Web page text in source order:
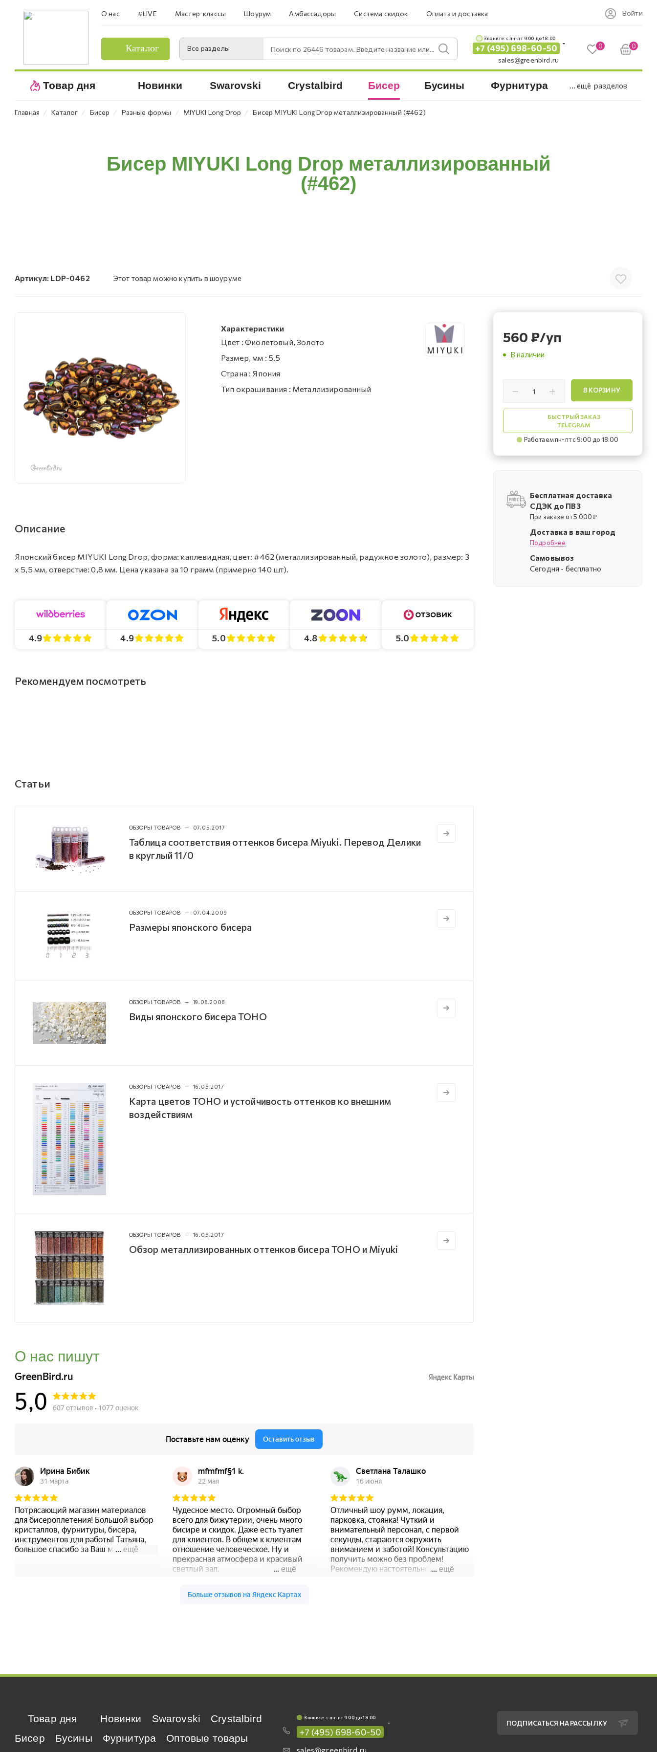
О нас #LIVE Мастер-классы Шоурум Амбассадоры Система скидок Оплата и доставка Войти
Каталог Все разделы Поиск по 26446 товарам. Введите название или артикул.
Звоните: c пн-пт 9:00 до 18:00
+7 (495) 698-60-50
sales@greenbird.ru
0 0
Товар дня Новинки Swarovski Crystalbird Бисер Бусины Фурнитура ... ещё разделов
Главная ⁄ Каталог ⁄ Бисер ⁄ Разные формы ⁄ MIYUKI Long Drop ⁄ Бисер MIYUKI Long Drop металлизированный (#462)
Бисер MIYUKI Long Drop металлизированный
(#462)
Артикул: LDP-0462 Этот товар можно купить в шоуруме
Характеристики
Цвет : Фиолетовый, Золото
Размер, мм : 5.5
Страна : Япония
Тип окрашивания : Металлизированный
Описание
Японский бисер MIYUKI Long Drop, форма: каплевидная, цвет: #462 (металлизированный, радужное золото), размер: 3
х 5,5 мм, отверстие: 0,8 мм. Цена указана за 10 грамм (примерно 140 шт).
4.9 4.9 5.0 4.8 5.0
Рекомендуем посмотреть
Статьи
ОБЗОРЫ ТОВАРОВ — 07.05.2017
Таблица соответствия оттенков бисера Miyuki. Перевод Делики
в круглый 11/0
ОБЗОРЫ ТОВАРОВ — 07.04.2009
Размеры японского бисера
ОБЗОРЫ ТОВАРОВ — 19.08.2008
Виды японского бисера TOHO
ОБЗОРЫ ТОВАРОВ — 16.05.2017
Карта цветов TOHO и устойчивость оттенков ко внешним
воздействиям
ОБЗОРЫ ТОВАРОВ — 16.05.2017
Обзор металлизированных оттенков бисера TOHO и Miyuki
О нас пишут
560 ₽/уп
В наличии
В КОРЗИНУ
БЫСТРЫЙ ЗАКАЗ
TELEGRAM
Работаем пн-пт с 9:00 до 18:00
Бесплатная доставка
СДЭК до ПВЗ
При заказе от 5 000 ₽
Доставка в ваш город
Подробнее
Самовывоз
Cегодня - бесплатно
Товар дня Новинки Swarovski
Crystalbird
Бисер
Бусины Фурнитура Оптовые товары
Звоните: c пн-пт 9:00 до 18:00
+7 (495) 698-60-50
sales@greenbird.ru
ПОДПИСАТЬСЯ НА РАССЫЛКУ